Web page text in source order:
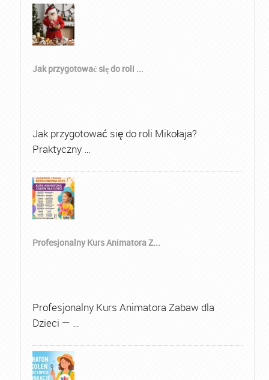
Jak przygotować się do roli ...
Jak przygotować się do roli Mikołaja?
Praktyczny …
Profesjonalny Kurs Animatora Z...
Profesjonalny Kurs Animatora Zabaw dla
Dzieci — …